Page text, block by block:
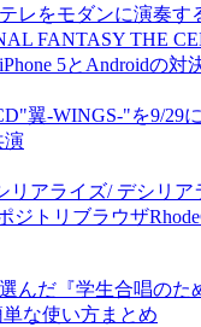
レをモダンに演奏す
FANTASY THE
5とAndroidの
翼-WINGS-"を9/29
演
リアライズ/ デシリ
ジトリブラウザ
んだ『学生合唱の
な使い方まとめ